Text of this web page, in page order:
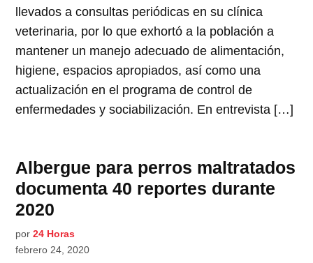
llevados a consultas periódicas en su clínica
veterinaria, por lo que exhortó a la población a
mantener un manejo adecuado de alimentación,
higiene, espacios apropiados, así como una
actualización en el programa de control de
enfermedades y sociabilización. En entrevista […]
Albergue para perros maltratados
documenta 40 reportes durante
2020
por 24 Horas
febrero 24, 2020